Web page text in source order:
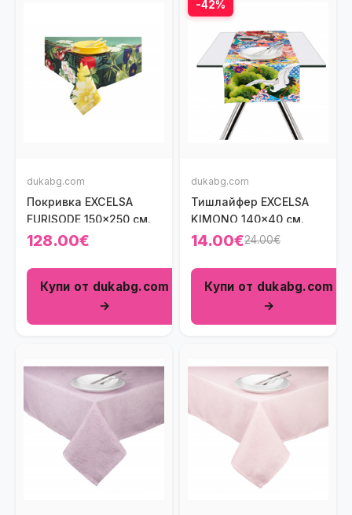
dukabg.com
Покривка EXCELSA
FURISODE 150x250 см.
128.00€
Купи от dukabg.com
→
-42%
dukabg.com
Тишлайфер EXCELSA
KIMONO 140x40 см.
14.00€24.00€
Купи от dukabg.com
→